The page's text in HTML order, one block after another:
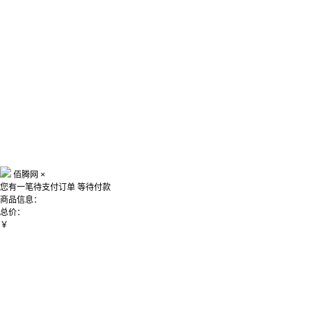
佰腾网 ×
您有一笔待支付订单 等待付款
商品信息：
总价：
￥